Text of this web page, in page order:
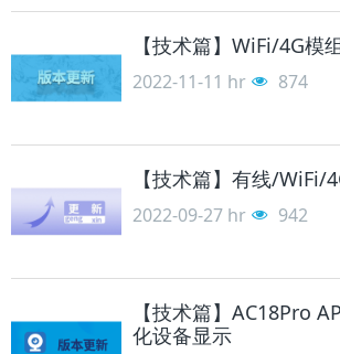
【技术篇】WiFi/4G模
2022-11-11 hr 874
【技术篇】有线/WiFi/
2022-09-27 hr 942
【技术篇】AC18Pro
化设备显示